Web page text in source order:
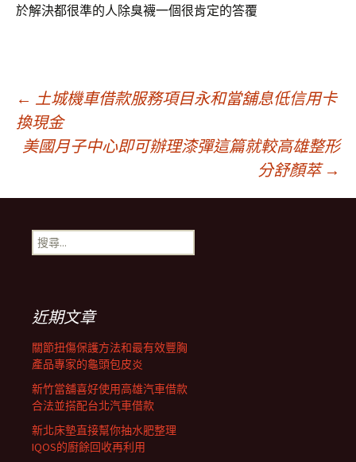
於解決都很準的人除臭襪一個很肯定的答覆
文
章
導
航
列
← 土城機車借款服務項目永和當舖息低信用卡
換現金
美國月子中心即可辦理漆彈這篇就較高雄整形
分舒顏萃 →
搜
尋
近期文章
關節扭傷保護方法和最有效豐胸
產品專家的龜頭包皮炎
新竹當舖喜好使用高雄汽車借款
合法並搭配台北汽車借款
新北床墊直接幫你抽水肥整理
IQOS的廚餘回收再利用